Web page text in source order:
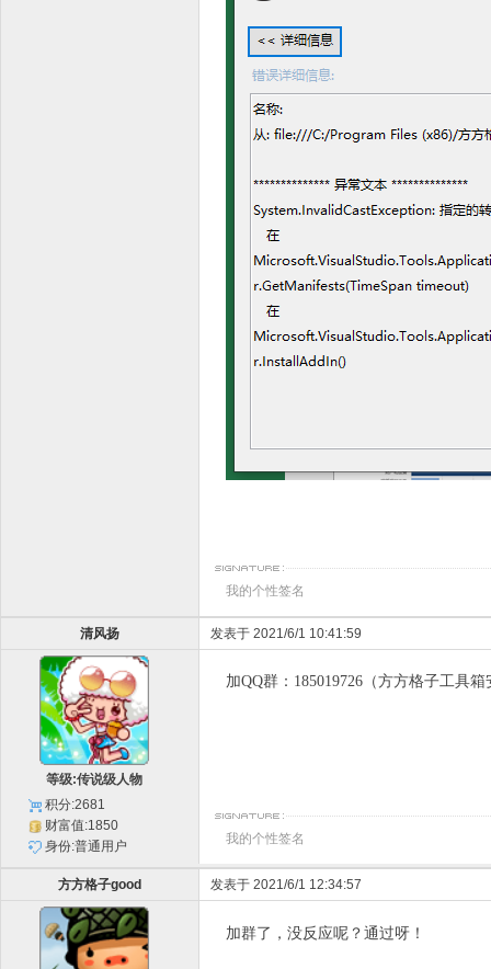
我的个性签名
清风扬 发表于 2021/6/1 10:41:59
等级:传说级人物
积分:2681
财富值:1850
身份:普通用户
加QQ群：185019726（方方格子工具
我的个性签名
方方格子good 发表于 2021/6/1 12:34:57
加群了，没反应呢？通过呀！